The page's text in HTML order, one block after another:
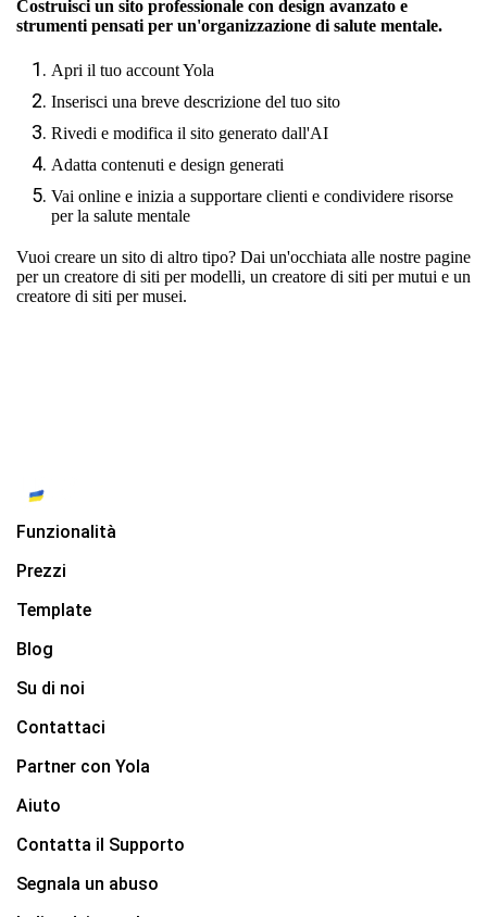
Costruisci un sito professionale con design avanzato e
strumenti pensati per un'organizzazione di salute mentale.
Apri il tuo account Yola
Inserisci una breve descrizione del tuo sito
Rivedi e modifica il sito generato dall'AI
Adatta contenuti e design generati
Vai online e inizia a supportare clienti e condividere risorse
per la salute mentale
Vuoi creare un sito di altro tipo? Dai un'occhiata alle nostre pagine
perun creatore di siti per modelli, un creatore di siti per mutui e un
creatore di siti per musei.
Funzionalità
Prezzi
Template
Blog
Su di noi
Contattaci
Partner con Yola
Aiuto
Contatta il Supporto
Segnala un abuso